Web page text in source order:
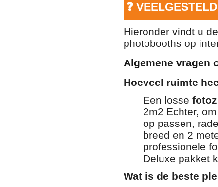
❓
Hieronder vindt u
photobooths op
Algemene vragen
Hoeveel ruimte
Een losse
2m2 Echter,
op passen,
breed en 2
professionele
Deluxe pakket
Wat is de beste